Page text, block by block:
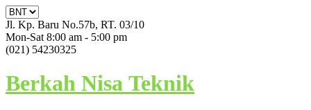
Jl. Kp. Baru No.57b, RT. 03/10
Mon-Sat 8:00 am - 5:00 pm
(021) 54230325
Berkah Nisa Teknik